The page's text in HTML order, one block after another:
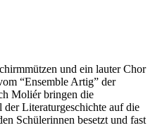
und ein lauter Chor
“Ensemble Artig” der
Moliér bringen die
Literaturgeschichte auf die
Schülerinnen besetzt und fast